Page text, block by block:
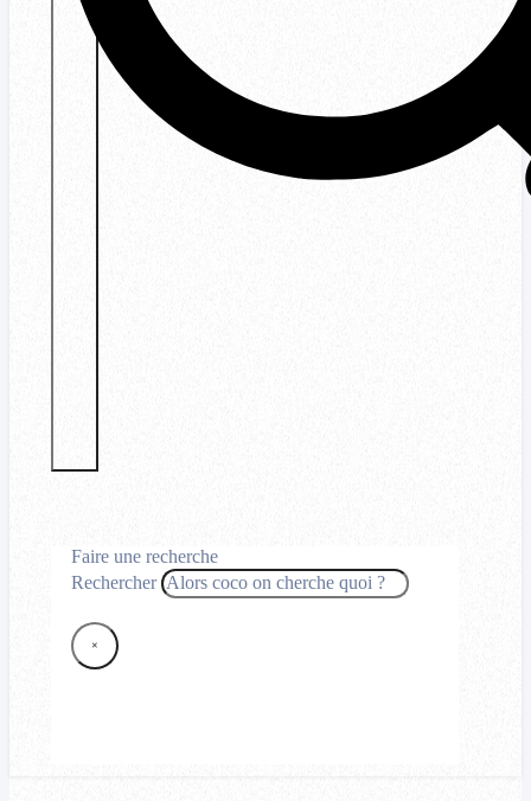
Faire une recherche
Rechercher
×